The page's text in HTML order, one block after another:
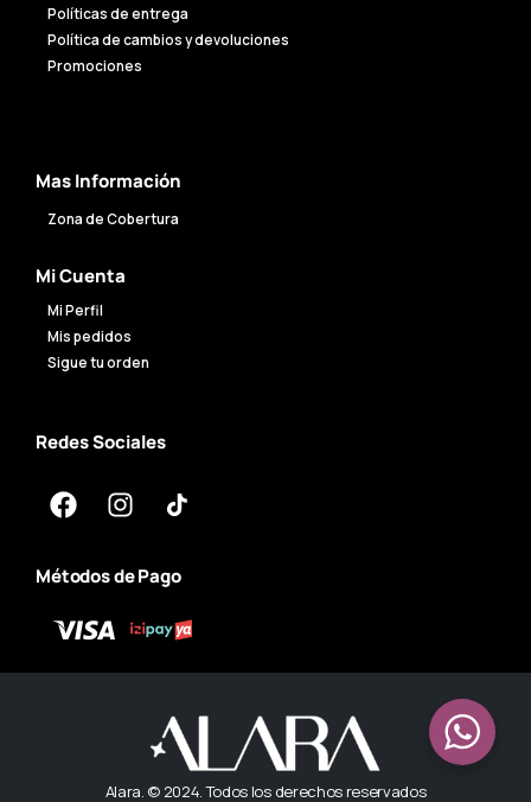
Políticas de entrega
Política de cambios y devoluciones
Promociones
Mas Información
Zona de Cobertura
Mi Cuenta
Mi Perfil
Mis pedidos
Sigue tu orden
Redes Sociales
Métodos de Pago
Alara. © 2024. Todos los derechos reservados